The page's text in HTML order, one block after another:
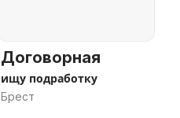
Договорная
ищу подработку
Брест